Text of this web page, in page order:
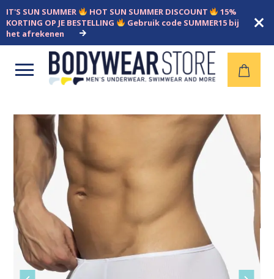
IT'S SUN SUMMER HOT SUN SUMMER DISCOUNT
15%
KORTING OP JE BESTELLING
Gebruik code SUMMER15 bij
het afrekenen
Open